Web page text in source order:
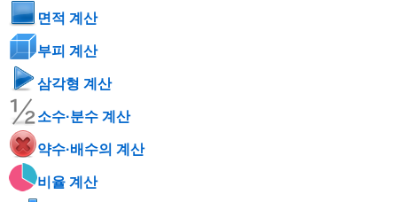
면적 계산
부피 계산
삼각형 계산
소수·분수 계산
약수·배수의 계산
비율 계산